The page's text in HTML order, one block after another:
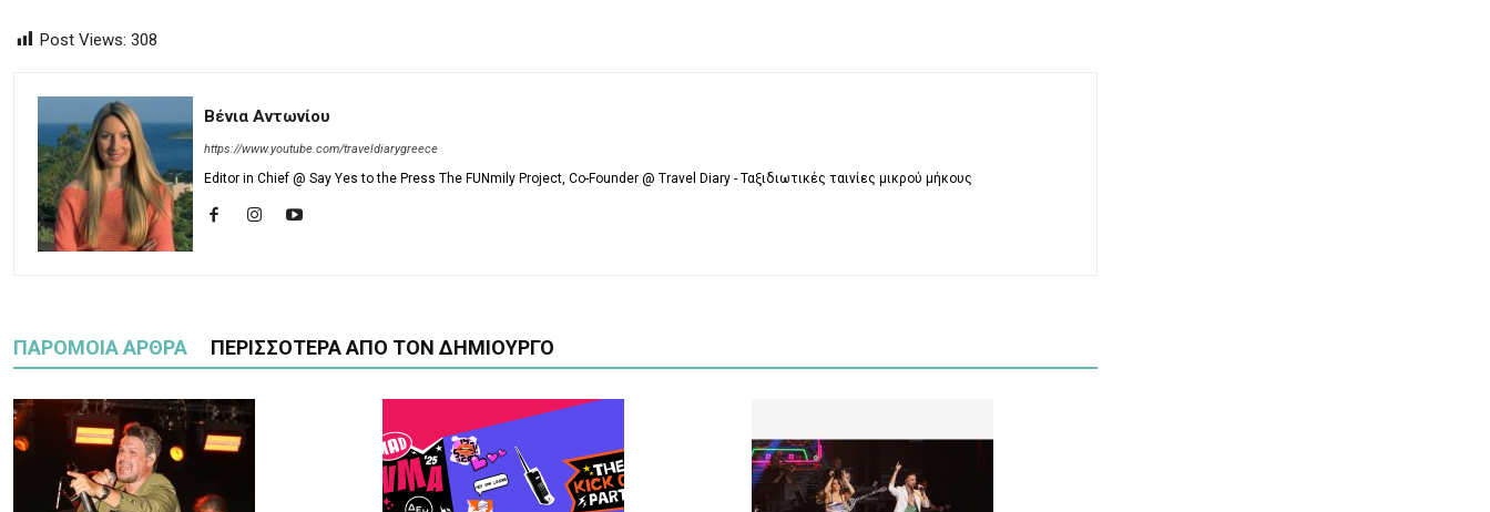
Post Views: 308
Βένια Αντωνίου
https://www.youtube.com/traveldiarygreece
Editor in Chief @ Say Yes to the Press The FUNmily Project, Co-Founder @ Travel Diary - Ταξιδιωτικές ταινίες μικρού μήκους
ΠΑΡΟΜΟΙΑ ΑΡΘΡΑ ΠΕΡΙΣΣΟΤΕΡΑ ΑΠΟ ΤΟΝ ΔΗΜΙΟΥΡΓΟ